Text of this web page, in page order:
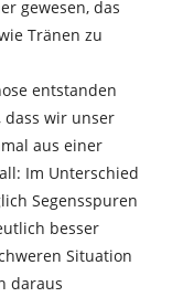
gewesen, das
Tränen zu
entstanden
dass wir unser
aus einer
Im Unterschied
Segensspuren
besser
Situation
daraus